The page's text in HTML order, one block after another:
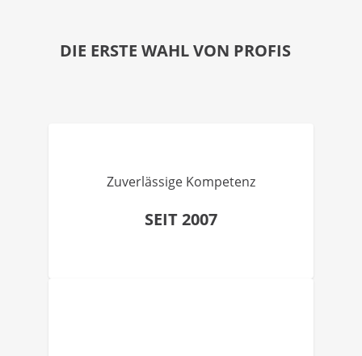
DIE ERSTE WAHL VON PROFIS
Zuverlässige Kompetenz
SEIT 2007